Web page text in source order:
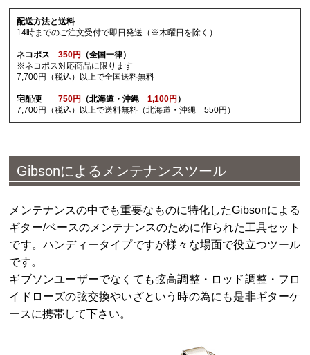
配送方法と送料
14時までのご注文受付で即日発送（※木曜日を除く）
ネコポス350円
（全国一律）
※ネコポス対応商品に限ります
7,700円（税込）以上で全国送料無料
宅配便750円 （北海道・沖縄1,100円 ）
7,700円（税込）以上で送料無料（北海道・沖縄 550円）
Gibsonによるメンテナンスツール
メンテナンスの中でも重要なものに特化したGibsonによる
ギター/ベースのメンテナンスのために作られた工具セット
です。ハンディータイプですが様々な場面で役立つツール
です。
ギブソンユーザーでなくても弦高調整・ロッド調整・フロ
イドローズの弦交換やいざという時の為にも是非ギターケ
ースに携帯して下さい。